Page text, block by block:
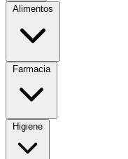
Alimentos
Farmacia
Higiene